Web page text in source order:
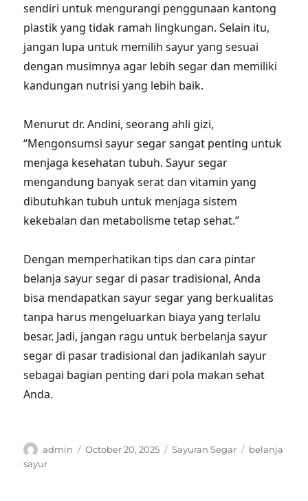
sendiri untuk mengurangi penggunaan kantong
plastik yang tidak ramah lingkungan. Selain itu,
jangan lupa untuk memilih sayur yang sesuai
dengan musimnya agar lebih segar dan memiliki
kandungan nutrisi yang lebih baik.
Menurut dr. Andini, seorang ahli gizi,
“Mengonsumsi sayur segar sangat penting untuk
menjaga kesehatan tubuh. Sayur segar
mengandung banyak serat dan vitamin yang
dibutuhkan tubuh untuk menjaga sistem
kekebalan dan metabolisme tetap sehat.”
Dengan memperhatikan tips dan cara pintar
belanja sayur segar di pasar tradisional, Anda
bisa mendapatkan sayur segar yang berkualitas
tanpa harus mengeluarkan biaya yang terlalu
besar. Jadi, jangan ragu untuk berbelanja sayur
segar di pasar tradisional dan jadikanlah sayur
sebagai bagian penting dari pola makan sehat
Anda.
Author
admin
Posted
October 20, 2025 Categories
Sayuran Segar Tags
belanja
sayur